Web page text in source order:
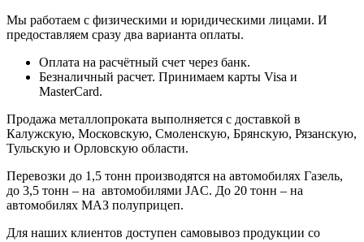
Мы работаем с физическими и юридическими лицами. И
предоставляем сразу два варианта оплаты.
Оплата на расчётный счет через банк.
Безналичный расчет. Принимаем карты Visa и
MasterCard.
Продажа металлопроката выполняется с доставкой в
Калужскую, Московскую, Смоленскую, Брянскую, Рязанскую,
Тульскую и Орловскую области.
Перевозки до 1,5 тонн производятся на автомобилях Газель,
до 3,5 тонн – на автомобилями JAC. До 20 тонн – на
автомобилях МАЗ полуприцеп.
Для наших клиентов доступен самовывоз продукции со